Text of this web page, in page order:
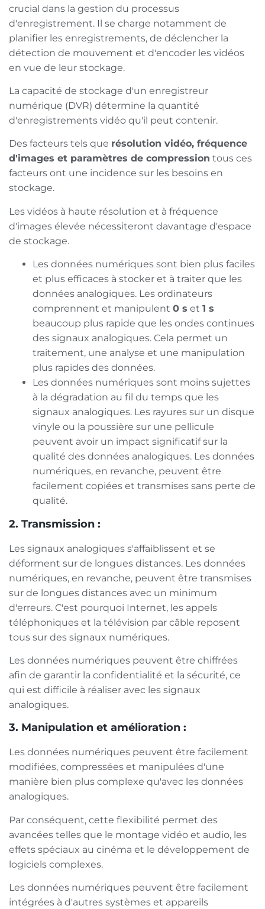
crucial dans la gestion du processus
d'enregistrement. Il se charge notamment de
planifier les enregistrements, de déclencher la
détection de mouvement et d'encoder les vidéos
en vue de leur stockage.
La capacité de stockage d'un enregistreur
numérique (DVR) détermine la quantité
d'enregistrements vidéo qu'il peut contenir.
Des facteurs tels que résolution vidéo, fréquence
d'images et paramètres de compression tous ces
facteurs ont une incidence sur les besoins en
stockage.
Les vidéos à haute résolution et à fréquence
d'images élevée nécessiteront davantage d'espace
de stockage.
Les données numériques sont bien plus faciles
et plus efficaces à stocker et à traiter que les
données analogiques. Les ordinateurs
comprennent et manipulent 0 s et 1 s
beaucoup plus rapide que les ondes continues
des signaux analogiques. Cela permet un
traitement, une analyse et une manipulation
plus rapides des données.
Les données numériques sont moins sujettes
à la dégradation au fil du temps que les
signaux analogiques. Les rayures sur un disque
vinyle ou la poussière sur une pellicule
peuvent avoir un impact significatif sur la
qualité des données analogiques. Les données
numériques, en revanche, peuvent être
facilement copiées et transmises sans perte de
qualité.
2. Transmission :
Les signaux analogiques s'affaiblissent et se
déforment sur de longues distances. Les données
numériques, en revanche, peuvent être transmises
sur de longues distances avec un minimum
d'erreurs. C'est pourquoi Internet, les appels
téléphoniques et la télévision par câble reposent
tous sur des signaux numériques.
Les données numériques peuvent être chiffrées
afin de garantir la confidentialité et la sécurité, ce
qui est difficile à réaliser avec les signaux
analogiques.
3. Manipulation et amélioration :
Les données numériques peuvent être facilement
modifiées, compressées et manipulées d'une
manière bien plus complexe qu'avec les données
analogiques.
Par conséquent, cette flexibilité permet des
avancées telles que le montage vidéo et audio, les
effets spéciaux au cinéma et le développement de
logiciels complexes.
Les données numériques peuvent être facilement
intégrées à d'autres systèmes et appareils